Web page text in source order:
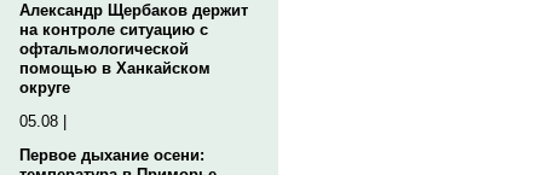
Александр Щербаков держит
на контроле ситуацию с
офтальмологической
помощью в Ханкайском
округе
05.08 |
Первое дыхание осени: